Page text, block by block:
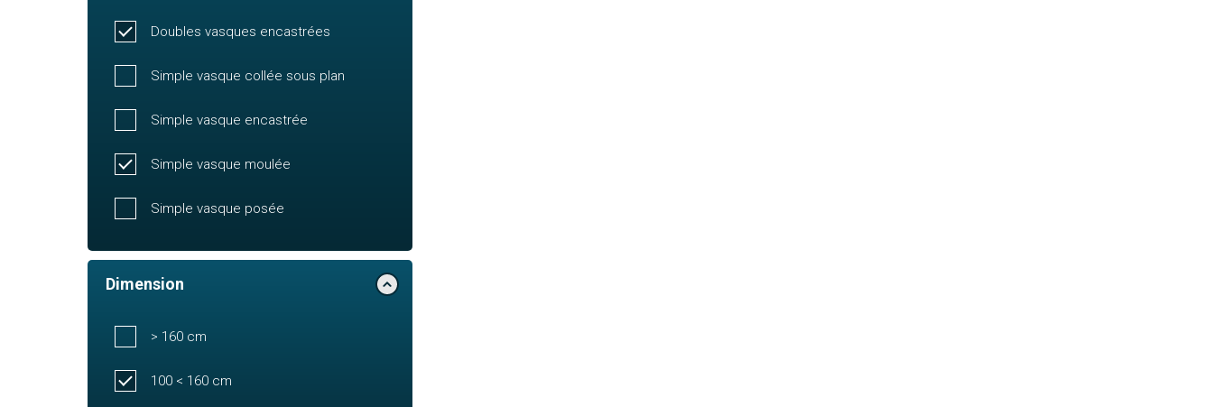
Doubles vasques encastrées
Simple vasque collée sous plan
Simple vasque encastrée
Simple vasque moulée
Simple vasque posée
Dimension
> 160 cm
100 < 160 cm